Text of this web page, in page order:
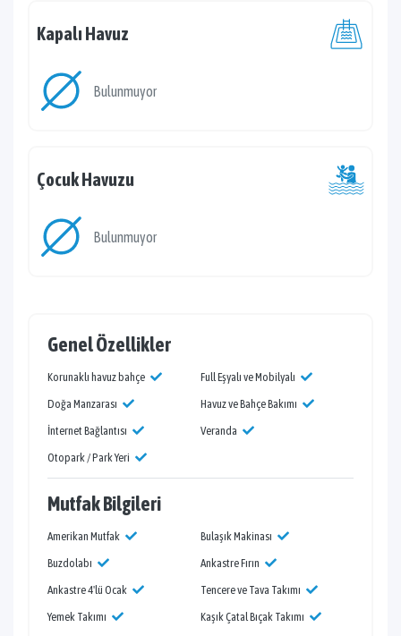
Kapalı Havuz
Bulunmuyor
Çocuk Havuzu
Bulunmuyor
Genel Özellikler
Korunaklı havuz bahçe
Full Eşyalı ve Mobilyalı
Doğa Manzarası
Havuz ve Bahçe Bakımı
İnternet Bağlantısı
Veranda
Otopark / Park Yeri
Mutfak Bilgileri
Amerikan Mutfak
Bulaşık Makinası
Buzdolabı
Ankastre Fırın
Ankastre 4'lü Ocak
Tencere ve Tava Takımı
Yemek Takımı
Kaşık Çatal Bıçak Takımı